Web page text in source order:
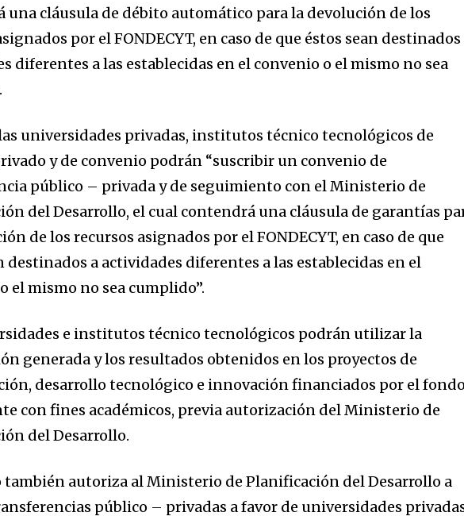
una cláusula de débito automático para la devolución de los
por el FONDECYT, en caso de que éstos sean destinados
diferentes a las establecidas en el convenio o el mismo no sea
universidades privadas, institutos técnico tecnológicos de
y de convenio podrán “suscribir un convenio de
público – privada y de seguimiento con el Ministerio de
del Desarrollo, el cual contendrá una cláusula de garantías
de los recursos asignados por el FONDECYT, en caso de que
destinados a actividades diferentes a las establecidas en el
el mismo no sea cumplido”.
e institutos técnico tecnológicos podrán utilizar la
generada y los resultados obtenidos en los proyectos de
desarrollo tecnológico e innovación financiados por el
con fines académicos, previa autorización del Ministerio de
del Desarrollo.
también autoriza al Ministerio de Planificación del Desarrollo a
público – privadas a favor de universidades